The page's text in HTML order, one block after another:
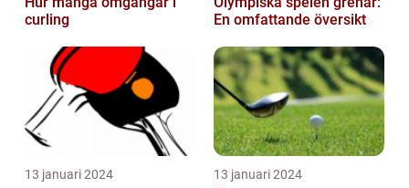
curling
En omfattande översikt
13 januari 2024 13 januari 2024